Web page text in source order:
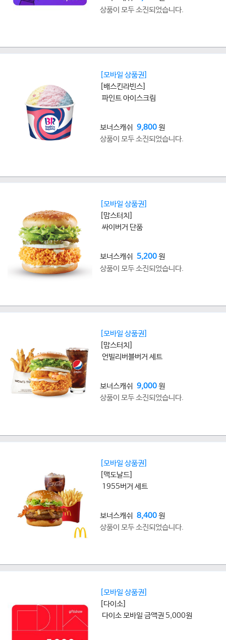
상품이 모두 소진되었습니다.
[모바일 상품권]
[배스킨라빈스]
파인트 아이스크림
보너스캐쉬 9,800원
상품이 모두 소진되었습니다.
[모바일 상품권]
[맘스터치]
싸이버거 단품
보너스캐쉬 5,200원
상품이 모두 소진되었습니다.
[모바일 상품권]
[맘스터치]
언빌리버블버거 세트
보너스캐쉬 9,000원
상품이 모두 소진되었습니다.
[모바일 상품권]
[맥도날드]
1955버거 세트
보너스캐쉬 8,400원
상품이 모두 소진되었습니다.
[모바일 상품권]
[다이소]
다이소 모바일 금액권 5,000원